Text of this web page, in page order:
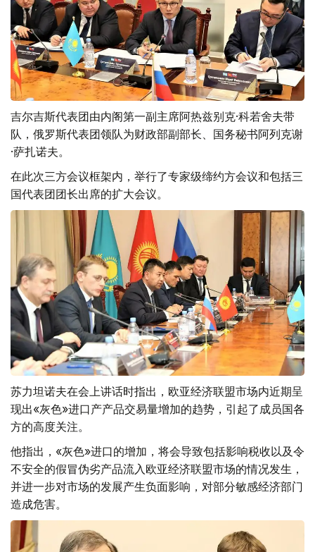
吉尔吉斯代表团由内阁第一副主席阿热兹别克·科若舍夫带
队，俄罗斯代表团领队为财政部副部长、国务秘书阿列克谢
·萨扎诺夫。
在此次三方会议框架内，举行了专家级缔约方会议和包括三
国代表团团长出席的扩大会议。
苏力坦诺夫在会上讲话时指出，欧亚经济联盟市场内近期呈
现出«灰色»进口产产品交易量增加的趋势，引起了成员国各
方的高度关注。
他指出，«灰色»进口的增加，将会导致包括影响税收以及令
不安全的假冒伪劣产品流入欧亚经济联盟市场的情况发生，
并进一步对市场的发展产生负面影响，对部分敏感经济部门
造成危害。